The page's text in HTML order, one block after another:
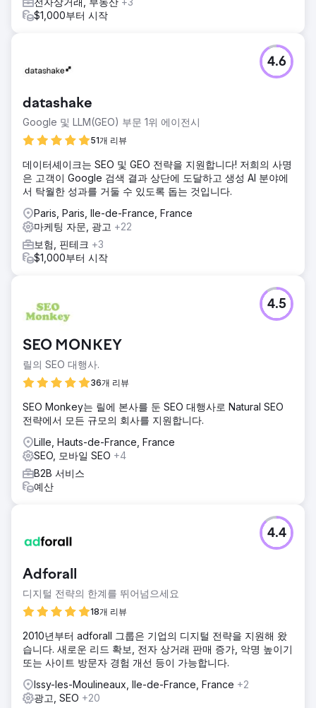
$1,000부터 시작
datashake
Google 및 LLM(GEO) 부문 1위 에이전시
51개 리뷰
4.6
데이터셰이크는 SEO 및 GEO 전략을 지원합니다! 저희의 사명
은 고객이 Google 검색 결과 상단에 도달하고 생성 AI 분야에
서 탁월한 성과를 거둘 수 있도록 돕는 것입니다.
Paris, Paris, Ile-de-France, France
마케팅 자문, 광고 +22
보험, 핀테크 +3
$1,000부터 시작
SEO MONKEY
릴의 SEO 대행사.
36개 리뷰
4.5
SEO Monkey는 릴에 본사를 둔 SEO 대행사로 Natural SEO
전략에서 모든 규모의 회사를 지원합니다.
Lille, Hauts-de-France, France
SEO, 모바일 SEO +4
B2B 서비스
예산
Adforall
디지털 전략의 한계를 뛰어넘으세요
18개 리뷰
4.4
2010년부터 adforall 그룹은 기업의 디지털 전략을 지원해 왔
습니다. 새로운 리드 확보, 전자 상거래 판매 증가, 악명 높이기
또는 사이트 방문자 경험 개선 등이 가능합니다.
Issy-les-Moulineaux, Ile-de-France, France +2
광고, SEO +20